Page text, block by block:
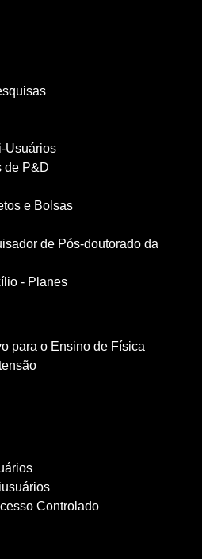
Usuários
de P&D
e Bolsas
de Pós-doutorado da
- Planes
para o Ensino de Física
Controlado